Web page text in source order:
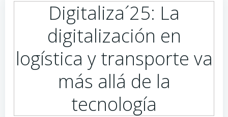
Digitaliza´25: La
digitalización en
logística y transporte va
más allá de la
tecnología